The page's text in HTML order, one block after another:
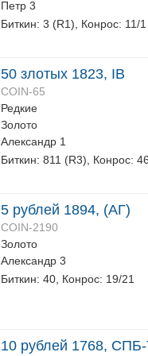
Петр 3
Биткин: 3 (R1), Конрос: 11/1
50 злотых 1823, IB
COIN-65
Редкие
Золото
Александр 1
Биткин: 811 (R3), Конрос:
5 рублей 1894, (АГ)
COIN-2190
Золото
Александр 3
Биткин: 40, Конрос: 19/21
10 рублей 1768,